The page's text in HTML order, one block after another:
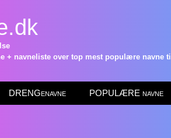
+ navneliste over top mest populære navne
DRENGenavne POPULÆRE navne